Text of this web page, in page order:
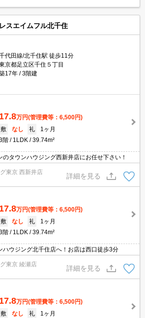
スエイムフル北千住
代田線/北千住駅 徒歩11分
京都足立区千住５丁目
17年
3階建
17.8万円(管理費等：6,500円)
敷
なし 礼
1ヶ月
階
1LDK 39.74m²
のタウンハウジング西新井店にお任せ下さい！
東京 西新井店
詳細を見る
17.8万円(管理費等：6,500円)
敷
なし 礼
1ヶ月
階
1LDK 39.74m²
ハウジング北千住店へ！お店は西口徒歩3分
東京 綾瀬店
詳細を見る
17.8万円(管理費等：6,500円)
敷
なし 礼
1ヶ月